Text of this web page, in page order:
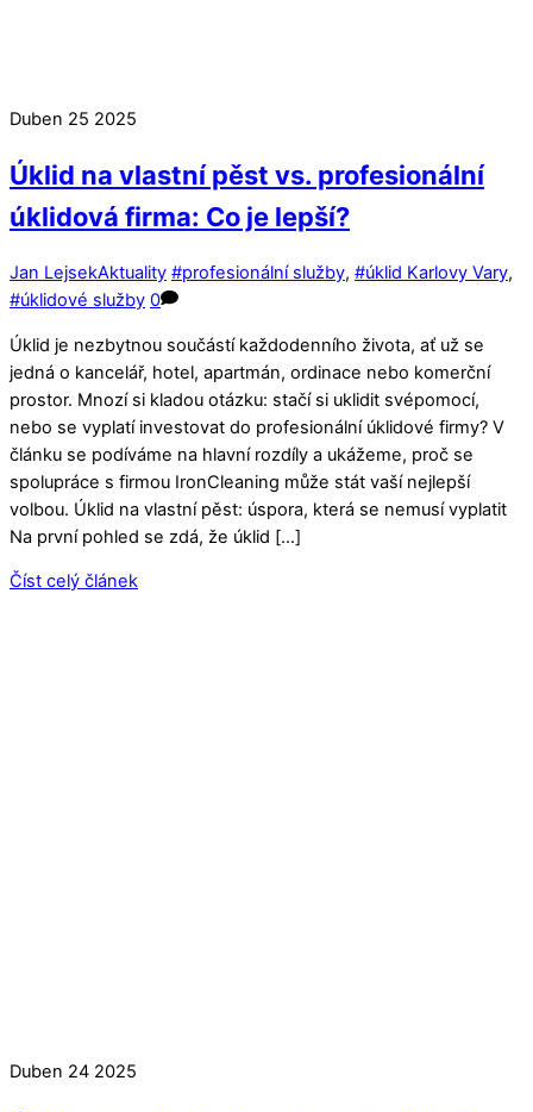
Duben 25 2025
Úklid na vlastní pěst vs. profesionální
úklidová firma: Co je lepší?
Jan LejsekAktuality #profesionální služby, #úklid Karlovy Vary,
#úklidové služby 0
Úklid je nezbytnou součástí každodenního života, ať už se
jedná o kancelář, hotel, apartmán, ordinace nebo komerční
prostor. Mnozí si kladou otázku: stačí si uklidit svépomocí,
nebo se vyplatí investovat do profesionální úklidové firmy? V
článku se podíváme na hlavní rozdíly a ukážeme, proč se
spolupráce s firmou IronCleaning může stát vaší nejlepší
volbou. Úklid na vlastní pěst: úspora, která se nemusí vyplatit
Na první pohled se zdá, že úklid […]
Číst celý článek
Duben 24 2025